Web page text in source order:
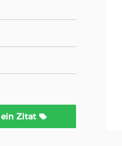
ein Zitat